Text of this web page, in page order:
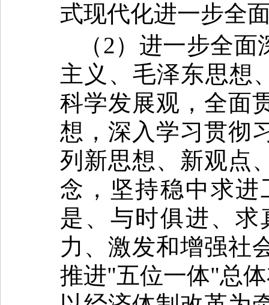
式现代化进一步全
（2）进一步全
主义、毛泽东思想
科学发展观，全面
想，深入学习贯彻
列新思想、新观点
念，坚持稳中求
是、与时俱进、
力、激发和增强社
推进"五位一体"总